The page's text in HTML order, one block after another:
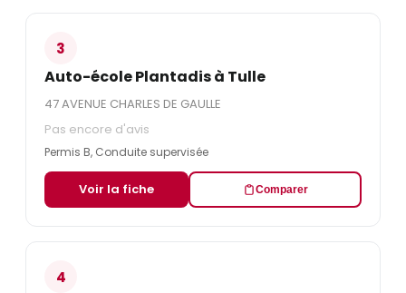
3
Auto-école Plantadis à Tulle
47 AVENUE CHARLES DE GAULLE
Pas encore d'avis
Permis B, Conduite supervisée
Voir la fiche Comparer
4